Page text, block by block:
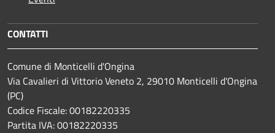
CONTATTI
Comune di Monticelli d'Ongina
Via Cavalieri di Vittorio Veneto 2, 29010 Monticelli d'Ongina
(PC)
Codice Fiscale: 00182220335
Partita IVA: 00182220335